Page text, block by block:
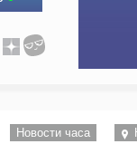
Новости часа